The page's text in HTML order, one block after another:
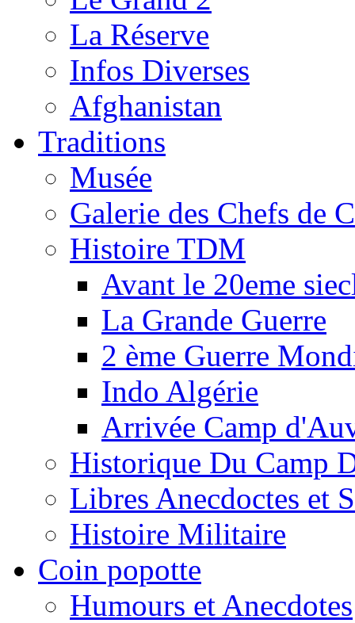
La Réserve
Infos Diverses
Afghanistan
Traditions
Musée
Galerie des Chefs de
Histoire TDM
Avant le 20eme
La Grande Guerre
2 ème Guerre
Indo Algérie
Arrivée Camp
Historique Du Camp
Libres Anecdoctes et
Histoire Militaire
Coin popotte
Humours et Anecdotes